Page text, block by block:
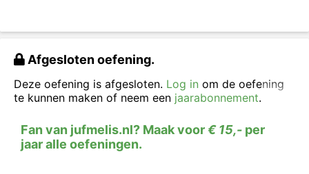
Afgesloten oefening.
Deze oefening is afgesloten. Log in om de oefening
te kunnen maken of neem een jaarabonnement.
Fan van jufmelis.nl? Maak voor€ 15,- per
jaar alle oefeningen.